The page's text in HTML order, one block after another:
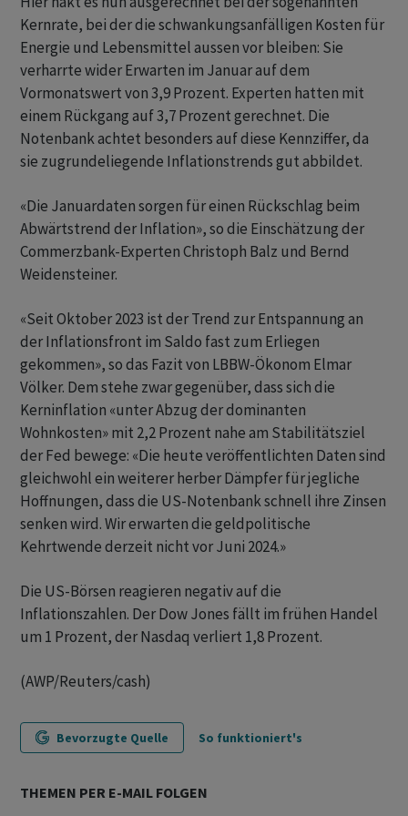
Kernrate, bei der die schwankungsanfälligen Kosten für
Energie und Lebensmittel aussen vor bleiben: Sie
verharrte wider Erwarten im Januar auf dem
Vormonatswert von 3,9 Prozent. Experten hatten mit
einem Rückgang auf 3,7 Prozent gerechnet. Die
Notenbank achtet besonders auf diese Kennziffer, da
sie zugrundeliegende Inflationstrends gut abbildet.
«Die Januardaten sorgen für einen Rückschlag beim
Abwärtstrend der Inflation», so die Einschätzung der
Commerzbank-Experten Christoph Balz und Bernd
Weidensteiner.
«Seit Oktober 2023 ist der Trend zur Entspannung an
der Inflationsfront im Saldo fast zum Erliegen
gekommen», so das Fazit von LBBW-Ökonom Elmar
Völker. Dem stehe zwar gegenüber, dass sich die
Kerninflation «unter Abzug der dominanten
Wohnkosten» mit 2,2 Prozent nahe am Stabilitätsziel
der Fed bewege: «Die heute veröffentlichten Daten sind
gleichwohl ein weiterer herber Dämpfer für jegliche
Hoffnungen, dass die US-Notenbank schnell ihre Zinsen
senken wird. Wir erwarten die geldpolitische
Kehrtwende derzeit nicht vor Juni 2024.»
Die US-Börsen reagieren negativ auf die
Inflationszahlen. Der Dow Jones fällt im frühen Handel
um 1 Prozent, der Nasdaq verliert 1,8 Prozent.
(AWP/Reuters/cash)
Bevorzugte Quelle So funktioniert's
THEMEN PER E-MAIL FOLGEN